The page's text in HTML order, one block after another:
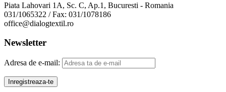
Piata Lahovari 1A, Sc. C, Ap.1, Bucuresti - Romania
031/1065322 / Fax: 031/1078186
office@dialogtextil.ro
Newsletter
Adresa de e-mail: